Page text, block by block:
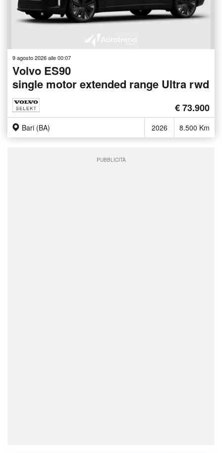
9 agosto 2026 alle 00:07
Volvo ES90
single motor extended range Ultra rwd
€ 73.900
Bari (BA) 2026 8.500 Km
PUBBLICITÀ